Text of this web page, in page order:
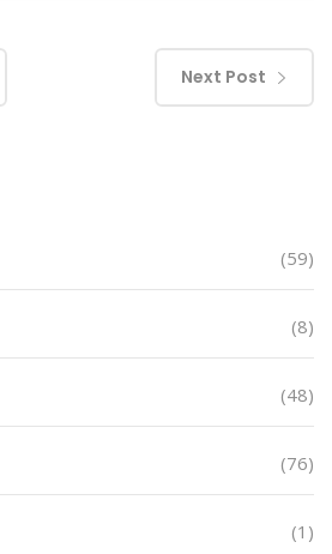
Next Post
(59)
(8)
(48)
(76)
(1)